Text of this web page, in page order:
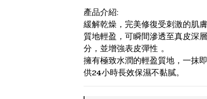
產品介紹:
緩解乾燥，完美修復受刺激的肌膚
質地輕盈，可瞬間滲透至真皮深
分，並增強表皮彈性 。
擁有極致水潤的輕盈質地，一抹
供24小時長效保濕不黏膩。